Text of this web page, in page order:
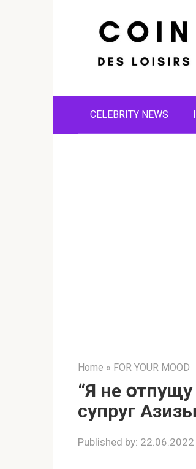
CELEBRITY NEWS
Home » FOR YOUR MOOD
“Я не
супруг Азизы
Published by: 22.06.2022